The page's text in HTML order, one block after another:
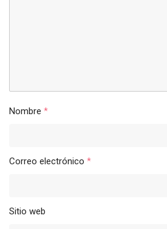
Nombre *
Correo electrónico *
Sitio web